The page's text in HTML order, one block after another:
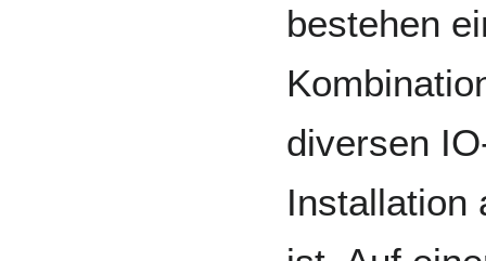
bestehen
diversen
Installation